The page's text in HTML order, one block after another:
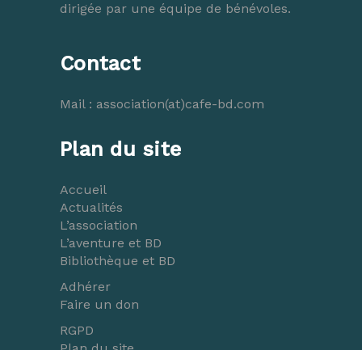
dirigée par une équipe de bénévoles.
Contact
Mail : association(at)cafe-bd.com
Plan du site
Accueil
Actualités
L’association
L’aventure et BD
Bibliothèque et BD
Adhérer
Faire un don
RGPD